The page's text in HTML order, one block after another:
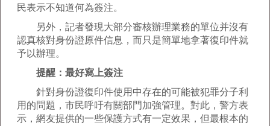
民表示不知道何為簽注。
另外，記者發現大部分審核辦理業務的單位并沒有
認真核對身份證原件信息，而只是簡單地拿著復印件就
予以辦理。
提醒：最好寫上簽注
針對身份證復印件使用中存在的可能被犯罪分子利
用的問題，市民呼吁有關部門加強管理。對此，警方表
示，網友提供的一些保護方式有一定效果，但最根本的